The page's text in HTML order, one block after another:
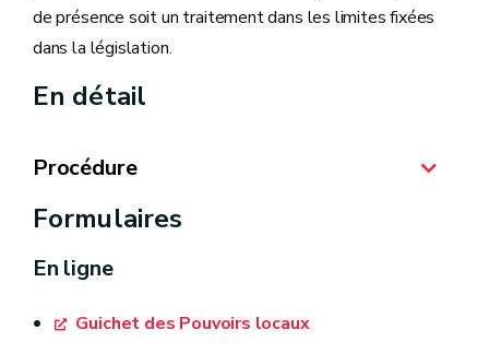
de présence soit un traitement dans les limites fixées
dans la législation.
En détail
Procédure
Formulaires
En ligne
Guichet des Pouvoirs locaux